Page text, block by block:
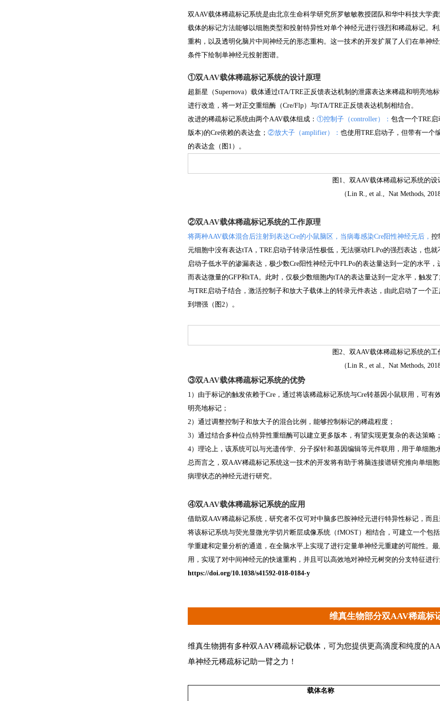
双AAV载体稀疏标记系统是由北京生命科学研究所罗敏敏教授团队和华中科技大学
载体的标记方法能够以细胞类型和投射特异性对单个神经元进行强烈和稀疏标记。
重构，以及透明化脑片中间神经元的形态重构。这一技术的开发扩展了人们在单神
条件下绘制单神经元投射图谱。
①双AAV载体稀疏标记系统的设计原理
超新星（Supernova）载体通过tTA/TRE正反馈表达机制的泄露表达来稀疏和明亮地
进行改造，将一对正交重组酶（Cre/Flp）与tTA/TRE正反馈表达机制相结合。
改进的稀疏标记系统由两个AAV载体组成： ①控制子（controller）： 包含一个TRE启
版本)的Cre依赖的表达盒； ②放大子（amplifier）： 也使用TRE启动子，但带有一个
的表达盒（图1）。
图1、双AAV载体稀疏标记系统的设
（Lin R., et al., Nat Methods,
②双AAV载体稀疏标记系统的工作原理
将两种AAV载体混合后注射到表达Cre的小鼠脑区，当病毒感染Cre阳性神经元后， 控
元细胞中没有表达tTA，TRE启动子转录活性极低，无法驱动FLPo的强烈表达，也
启动子低水平的渗漏表达，极少数Cre阳性神经元中FLPo的表达量达到一定的水平
而表达微量的GFP和tTA。此时，仅极少数细胞内tTA的表达量达到一定水平，触发
与TRE启动子结合，激活控制子和放大子载体上的转录元件表达，由此启动了一个
到增强（图2）。
图2、双AAV载体稀疏标记系统的工
（Lin R., et al., Nat Methods,
③双AAV载体稀疏标记系统的优势
1）由于标记的触发依赖于Cre，通过将该稀疏标记系统与Cre转基因小鼠联用，可有
明亮地标记；
2）通过调整控制子和放大子的混合比例，能够控制标记的稀疏程度；
3）通过结合多种位点特异性重组酶可以建立更多版本，有望实现更复杂的表达策略；
4）理论上，该系统可以与光遗传学、分子探针和基因编辑等元件联用，用于单细胞
总而言之，双AAV稀疏标记系统这一技术的开发将有助于将脑连接谱研究推向单细
病理状态的神经元进行研究。
④双AAV载体稀疏标记系统的应用
借助双AAV稀疏标记系统，研究者不仅可对中脑多巴胺神经元进行特异性标记，而
将该标记系统与荧光显微光学切片断层成像系统（fMOST）相结合，可建立一个包
学重建和定量分析的通道，在全脑水平上实现了进行定量单神经元重建的可能性。
用，实现了对中间神经元的快速重构，并且可以高效地对神经元树突的分支特征进行
https://doi.org/10.1038/s41592-018-0184-y
维真生物部分双AAV稀疏标
维真生物拥有多种双AAV稀疏标记载体，可为您提供更高滴度和纯度的
单神经元稀疏标记助一臂之力！
载体名称